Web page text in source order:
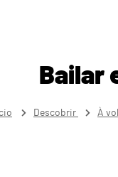
Bailar
Descobrir À